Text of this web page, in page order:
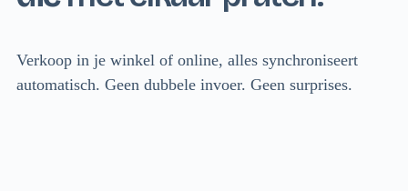
Verkoop in je winkel of online, alles synchroniseert
automatisch. Geen dubbele invoer. Geen surprises.